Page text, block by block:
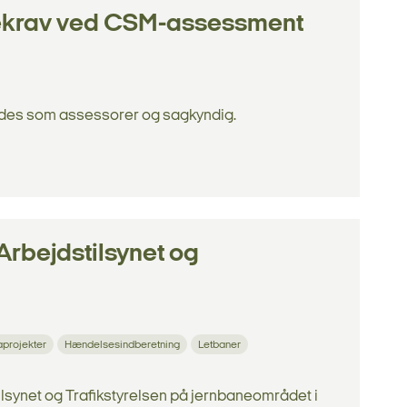
ved CSM-assessment
som assessorer og sagkyndig.
og
Hændelsesindberetning Letbaner
og Trafikstyrelsen på jernbaneområdet i